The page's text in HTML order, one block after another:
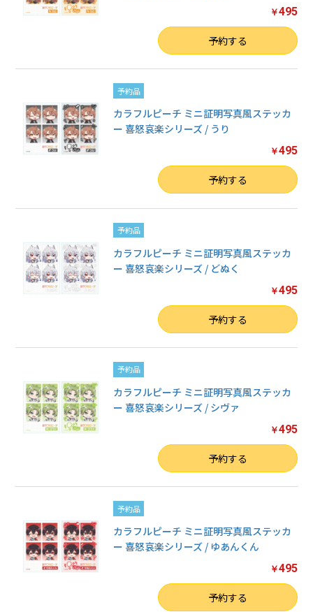
￥495
予約する
予約品
カラフルピーチ ミニ証明写真風ステッカ
ー 喜怒哀楽シリーズ / うり
￥495
予約する
予約品
カラフルピーチ ミニ証明写真風ステッカ
ー 喜怒哀楽シリーズ / どぬく
￥495
予約する
予約品
カラフルピーチ ミニ証明写真風ステッカ
ー 喜怒哀楽シリーズ / シヴァ
￥495
予約する
予約品
カラフルピーチ ミニ証明写真風ステッカ
ー 喜怒哀楽シリーズ / ゆあんくん
￥495
予約する